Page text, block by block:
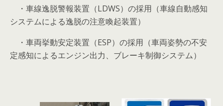
・車線逸脱警報装置（LDWS）の採用（車線自動感知
システムによる逸脱の注意喚起装置）
・車両挙動安定装置（ESP）の採用（車両姿勢の不安
定感知によるエンジン出力、ブレーキ制御システム）